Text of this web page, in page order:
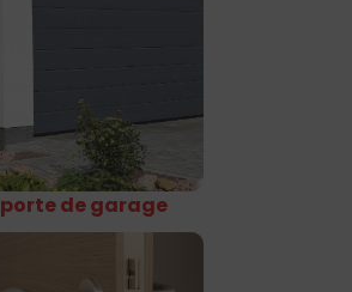
porte de garage